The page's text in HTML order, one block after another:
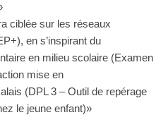
ciblée sur les réseaux
en s’inspirant du
en milieu scolaire (Examen
mise en
(DPL 3 – Outil de repérage
le jeune enfant)»